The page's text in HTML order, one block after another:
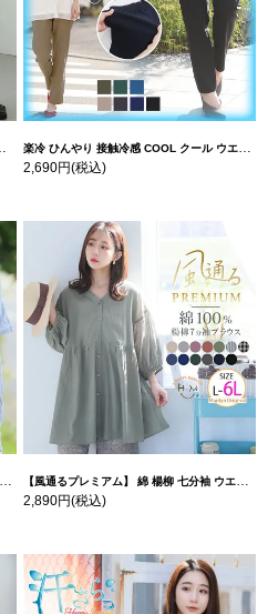
楽冷 ひんやり 接触冷感 COOL クール ウエストゴム 楽ちん ストレッチ 美脚 レギパン 【ストレッチ】 | 大きいサイズの通販ならハッピーマリリン
2,690円(税込)
【風通るプレミアム】 綿 楊柳 七分袖 ウエストギャザー ブラウス | 大きいサイズの通販ならハッピーマリリン
2,890円(税込)